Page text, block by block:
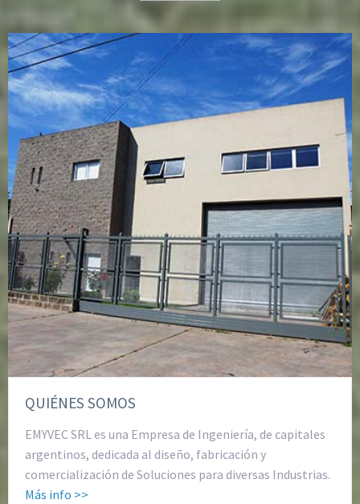
QUIÉNES SOMOS
EMYVEC SRL es una Empresa de Ingeniería, de capitales
argentinos, dedicada al diseño, fabricación y
comercialización de Soluciones para diversas Industrias.
Más info >>